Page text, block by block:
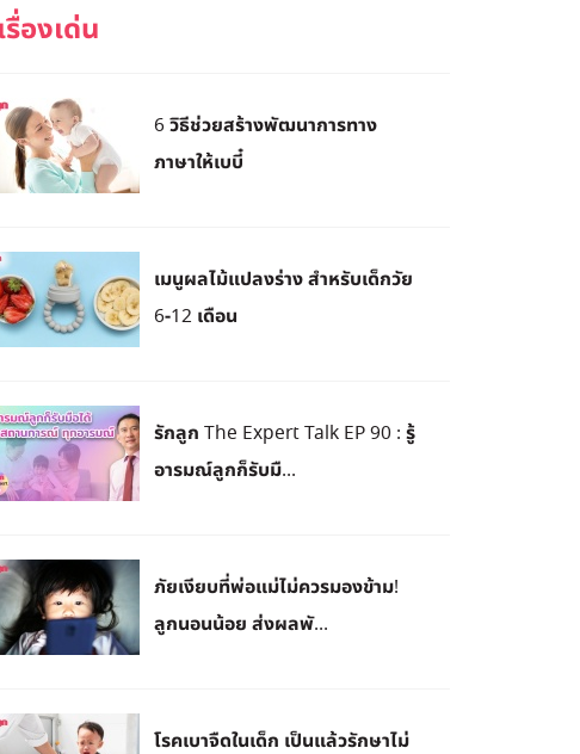
6 วิธีช่วยสร้างพัฒนาการทาง
ภาษาให้เบบี๋
เมนูผลไม้แปลงร่าง สำหรับเด็กวัย
6-12 เดือน
รักลูก The Expert Talk EP 90 : รู้
อารมณ์ลูกก็รับมื...
ภัยเงียบที่พ่อแม่ไม่ควรมองข้าม!
ลูกนอนน้อย ส่งผลพั...
โรคเบาจืดในเด็ก เป็นแล้วรักษาไม่